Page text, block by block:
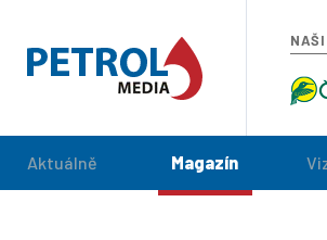
Aktuálně Magazín